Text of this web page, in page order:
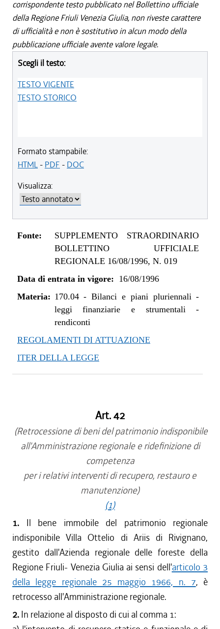
corrispondente testo pubblicato nel Bollettino ufficiale
della Regione Friuli Venezia Giulia, non riveste carattere
di ufficialità e non è sostitutivo in alcun modo della
pubblicazione ufficiale avente valore legale.
Scegli il testo:
TESTO VIGENTE
TESTO STORICO
Formato stampabile:
HTML- PDF - DOC
Visualizza:
Fonte:
SUPPLEMENTO STRAORDINARIO
BOLLETTINO UFFICIALE
REGIONALE 16/08/1996, N. 019
Data di entrata in vigore: 16/08/1996
Materia: 170.04-Bilanci e piani pluriennali -
leggi finanziarie e strumentali -
rendiconti
REGOLAMENTI DI ATTUAZIONE
ITER DELLA LEGGE
Art. 42
(Retrocessione di beni del patrimonio indisponibile
all'Amministrazione regionale e ridefinizione di
competenza
per i relativi interventi di recupero, restauro e
manutenzione)
(1)
1. Il bene immobile del patrimonio regionale
indisponibile Villa Ottelio di Ariis di Rivignano,
gestito dall'Azienda regionale delle foreste della
Regione Friuli- Venezia Giulia ai sensi dell'articolo 3
della legge regionale 25 maggio 1966, n. 7, è
retrocesso all'Amministrazione regionale.
2. In relazione al disposto di cui al comma 1: